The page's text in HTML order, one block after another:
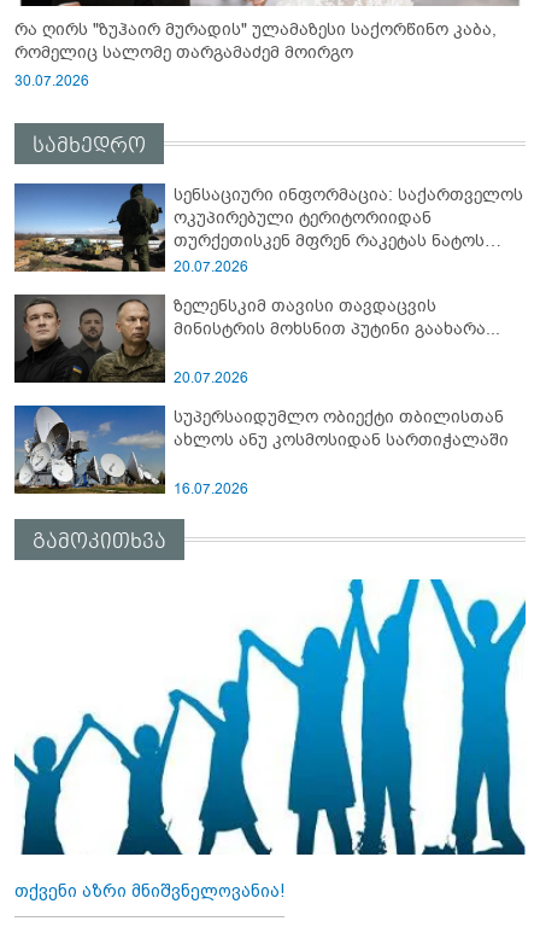
რა ღირს "ზუჰაირ მურადის" ულამაზესი საქორწინო კაბა,
რომელიც სალომე თარგამაძემ მოირგო
30.07.2026
სამხედრო
სენსაციური ინფორმაცია: საქართველოს
ოკუპირებული ტერიტორიიდან
თურქეთისკენ მფრენ რაკეტას ნატოს
სამიტი კინაღამ ჩაუშლია
20.07.2026
ზელენსკიმ თავისი თავდაცვის
მინისტრის მოხსნით პუტინი გაახარა...
20.07.2026
სუპერსაიდუმლო ობიექტი თბილისთან
ახლოს ანუ კოსმოსიდან სართიჭალაში
16.07.2026
გამოკითხვა
თქვენი აზრი მნიშვნელოვანია!